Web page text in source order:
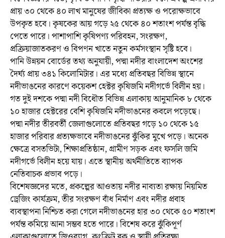
প্রায় ৩০ থেকে ৪০ লাখ মানুষের জীবিকা প্রত্যক্ষ ও পরোক্ষভাবে
উপকৃত হবে। কৃষকের আয় গড়ে ২৫ থেকে ৪০ শতাংশ পর্যন্ত বৃদ্ধি
পেতে পারে। পাশাপাশি কৃষিপণ্য পরিবহন, সংরক্ষণ,
প্রক্রিয়াজাতকরণ ও বিপণন খাতে নতুন কর্মসংস্থান সৃষ্টি হবে।
পানি উন্নয়ন বোর্ডের তথ্য অনুযায়ী, পদ্মা নদীর বাংলাদেশ অংশের
দৈর্ঘ্য প্রায় ৩৪১ কিলোমিটার। এর মধ্যে প্রতিবছর বিভিন্ন স্থানে
নদীভাঙনের কারণে কয়েকশ হেক্টর কৃষিজমি নদীগর্ভে বিলীন হয়।
গত দুই দশকে পদ্মা নদী বিধৌত বিভিন্ন এলাকায় আনুমানিক ৮ থেকে
১০ হাজার হেক্টরের বেশি কৃষিজমি নদীভাঙনের কবলে পড়েছে।
পদ্মা নদীর তীরবর্তী জেলাগুলোতে প্রতিবছর গড়ে ১০ থেকে ১৫
হাজার পরিবার প্রত্যক্ষভাবে নদীভাঙনের ঝুঁকির মুখে পড়ে। অনেক
ক্ষেত্রে বসতভিটা, শিক্ষাপ্রতিষ্ঠান, গ্রামীণ সড়ক এবং ফসলি জমি
নদীগর্ভে বিলীন হয়ে যায়। এতে স্থানীয় অর্থনীতিতে ব্যাপক
নেতিবাচক প্রভাব পড়ে।
বিশেষজ্ঞদের মতে, প্রকল্পের আওতায় নদীর নাব্যতা রক্ষায় নিয়মিত
ড্রেজিং কার্যক্রম, তীর সংরক্ষণ বাঁধ নির্মাণ এবং নদীর প্রবাহ
ব্যবস্থাপনা নিশ্চিত করা গেলে নদীভাঙনের হার ৩০ থেকে ৫০ শতাংশ
পর্যন্ত কমিয়ে আনা সম্ভব হতে পারে। বিশেষ করে ঝুঁকিপূর্ণ